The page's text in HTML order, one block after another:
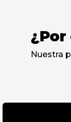
¿Por
Nuestra